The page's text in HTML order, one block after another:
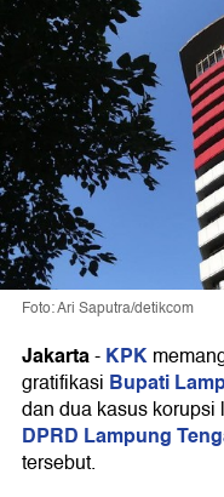
Foto: Ari Saputra/detikcom
Jakarta-KPK
gratifikasi Bupati
dan dua kasus
DPRD Lampung
tersebut.